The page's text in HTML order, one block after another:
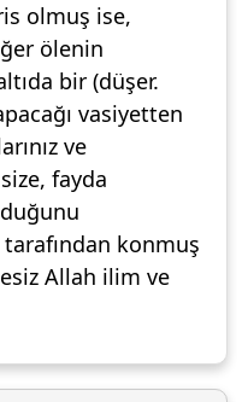
olmuş ise,
ölenin
bir (düşer.
vasiyetten
ve
fayda
konmuş
Allah ilim ve